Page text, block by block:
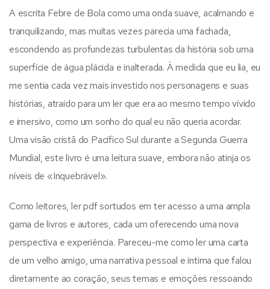
A escrita Febre de Bola como uma onda suave, acalmando e
tranquilizando, mas muitas vezes parecia uma fachada,
escondendo as profundezas turbulentas da história sob uma
superfície de água plácida e inalterada. À medida que eu lia, eu
me sentia cada vez mais investido nos personagens e suas
histórias, atraído para um ler que era ao mesmo tempo vívido
e imersivo, como um sonho do qual eu não queria acordar.
Uma visão cristã do Pacífico Sul durante a Segunda Guerra
Mundial, este livro é uma leitura suave, embora não atinja os
níveis de «Inquebrável».
Como leitores, ler pdf sortudos em ter acesso a uma ampla
gama de livros e autores, cada um oferecendo uma nova
perspectiva e experiência. Pareceu-me como ler uma carta
de um velho amigo, uma narrativa pessoal e íntima que falou
diretamente ao coração, seus temas e emoções ressoando